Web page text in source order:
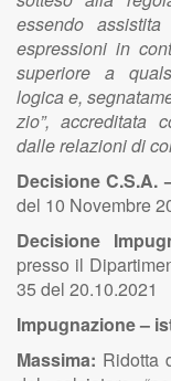
essendo
espressioni in
superiore a
logica e,
zio”, accreditata
dalle relazioni di
Decisione C.S.A.
del 10 Novembre
Decisione
presso il
35 del 20.10.2021
Impugnazione –
Massima: Ridotta